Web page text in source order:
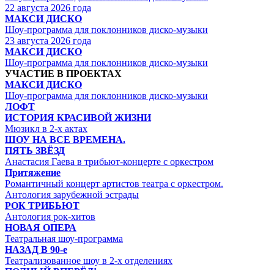
22 августа 2026 года
МАКСИ ДИСКО
Шоу-программа для поклонников диско-музыки
23 августа 2026 года
МАКСИ ДИСКО
Шоу-программа для поклонников диско-музыки
УЧАСТИЕ В ПРОЕКТАХ
МАКСИ ДИСКО
Шоу-программа для поклонников диско-музыки
ЛОФТ
ИСТОРИЯ КРАСИВОЙ ЖИЗНИ
Мюзикл в 2-х актах
ШОУ НА ВСЕ ВРЕМЕНА.
ПЯТЬ ЗВЁЗД
Анастасия Гаева в трибьют-концерте с оркестром
Притяжение
Романтичный концерт артистов театра с оркестром.
Антология зарубежной эстрады
РОК ТРИБЬЮТ
Антология рок-хитов
НОВАЯ ОПЕРА
Театральная шоу-программа
НАЗАД В 90-е
Театрализованное шоу в 2-х отделениях